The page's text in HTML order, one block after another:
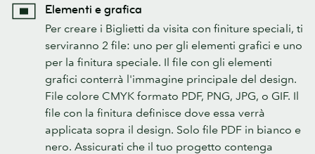
Elementi e grafica
Per creare i Biglietti da visita con finiture speciali, ti
serviranno 2 file: uno per gli elementi grafici e uno
per la finitura speciale. Il file con gli elementi
grafici conterrà l'immagine principale del design.
File colore CMYK formato PDF, PNG, JPG, o GIF. Il
file con la finitura definisce dove essa verrà
applicata sopra il design. Solo file PDF in bianco e
nero. Assicurati che il tuo progetto contenga